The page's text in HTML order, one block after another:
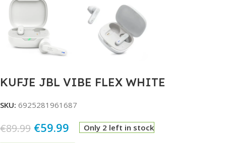
KUFJE JBL VIBE FLEX WHITE
SKU: 6925281961687
€89.99 €59.99 Only 2 left in stock